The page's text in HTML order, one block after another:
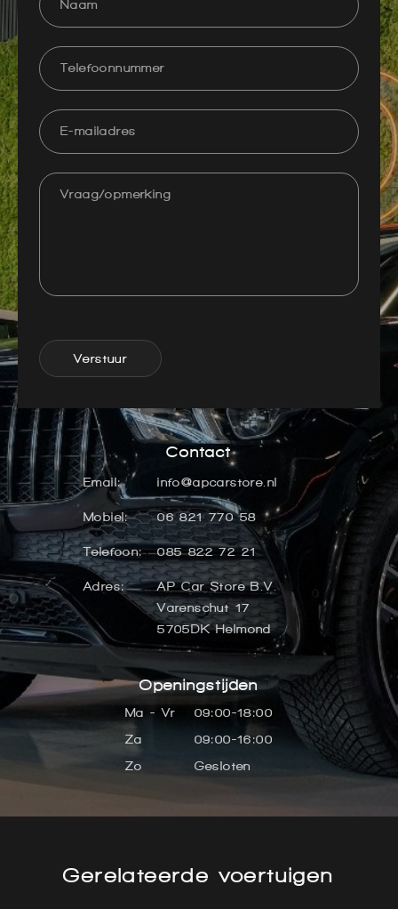
Verstuur
Contact
Email: info@apcarstore.nl
Mobiel: 06 821 770 58
Telefoon: 085 822 72 21
Adres:
AP Car Store B.V.
Varenschut 17
5705DK Helmond
Openingstijden
Ma - Vr
09:00-18:00
Za
09:00-16:00
Zo
Gesloten
Gerelateerde voertuigen